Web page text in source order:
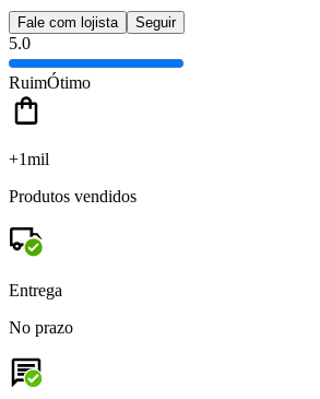
Fale com lojista Seguir
5.0
RuimÓtimo
+1mil
Produtos vendidos
Entrega
No prazo